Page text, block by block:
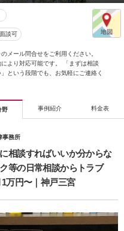
談可
メール問合せをご利用ください。
より対応可能です。 「まずは相談
という段階でも、お気軽にご連絡く
野 事例紹介 料金表
事務所
相談すればいいか分からな
等の日常相談からトラブ
万円〜｜神戸三宮